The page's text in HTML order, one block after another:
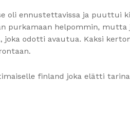
ennustettavissa ja puuttui
purkamaan helpommin,
joka odotti avautua. Kaksi
finland joka elätti